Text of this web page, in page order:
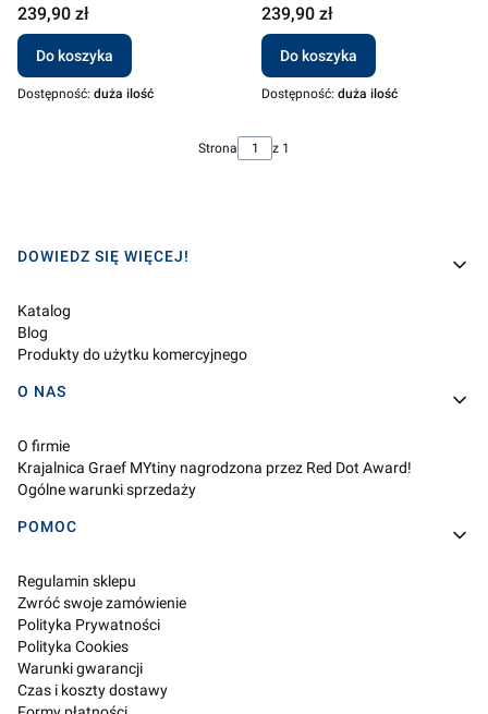
Cena
239,90 zł
Do koszyka
Dostępność: duża ilość
Cena
239,90 zł
Do koszyka
Dostępność: duża ilość
Strona z 1
Linki w stopce
DOWIEDZ SIĘ WIĘCEJ!
Katalog
Blog
Produkty do użytku komercyjnego
O NAS
O firmie
Krajalnica Graef MYtiny nagrodzona przez Red Dot Award!
Ogólne warunki sprzedaży
POMOC
Regulamin sklepu
Zwróć swoje zamówienie
Polityka Prywatności
Polityka Cookies
Warunki gwarancji
Czas i koszty dostawy